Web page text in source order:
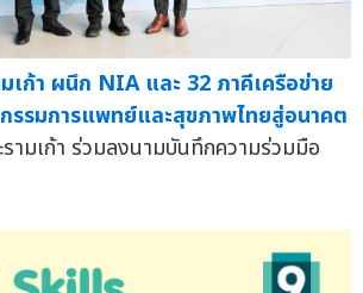
เก้า ผนึก NIA และ 32 ภาคีเครือข่าย
รรมการแพทย์และสุขภาพไทยสู่อนาคต
ามเก้า ร่วมลงนามบันทึกความร่วมมือ